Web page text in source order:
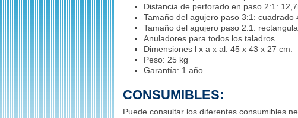
Distancia de perforado en paso 2:1:
Tamaño del agujero paso 3:1: cuadrado
Tamaño del agujero paso 2:1:
Anuladores para todos los taladros.
Dimensiones l x a x al: 45 x 43 x 27 cm.
Peso: 25 kg
Garantía: 1 año
CONSUMIBLES:
Puede consultar los diferentes consumibles